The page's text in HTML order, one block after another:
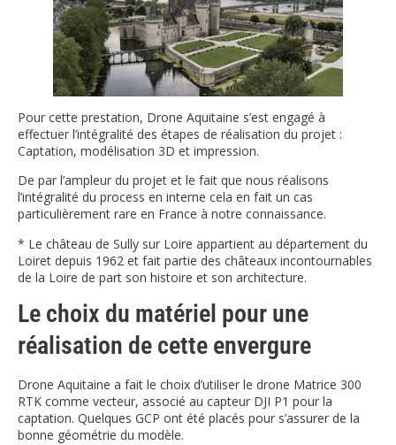
Pour cette prestation, Drone Aquitaine s’est engagé à
effectuer l’intégralité des étapes de réalisation du projet :
Captation, modélisation 3D et impression.
De par l’ampleur du projet et le fait que nous réalisons
l’intégralité du process en interne cela en fait un cas
particulièrement rare en France à notre connaissance.
* Le château de Sully sur Loire appartient au département du
Loiret depuis 1962 et fait partie des châteaux incontournables
de la Loire de part son histoire et son architecture.
Le choix du matériel pour une
réalisation de cette envergure
Drone Aquitaine a fait le choix d’utiliser le drone Matrice 300
RTK comme vecteur, associé au capteur DJI P1 pour la
captation. Quelques GCP ont été placés pour s’assurer de la
bonne géométrie du modèle.